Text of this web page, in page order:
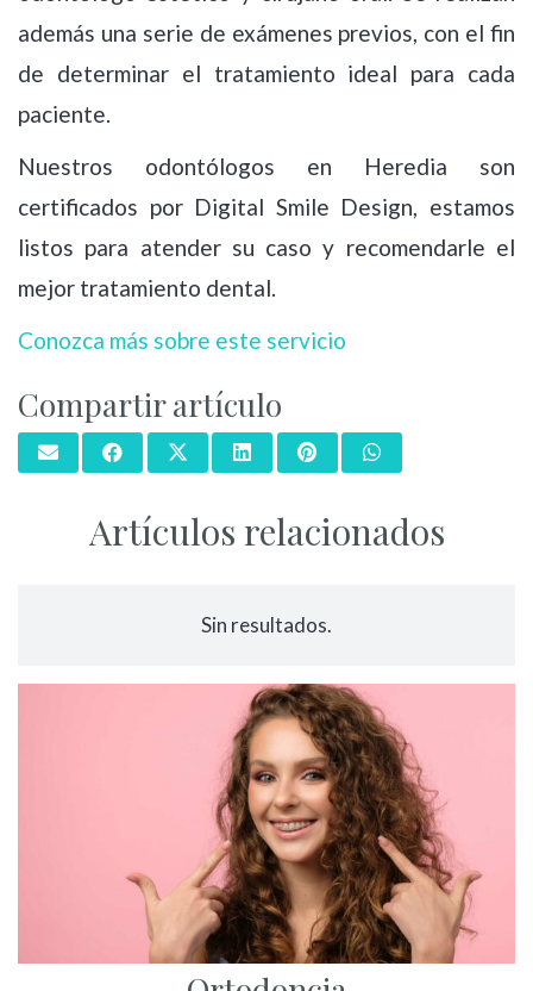
además una serie de exámenes previos, con el fin
de determinar el tratamiento ideal para cada
paciente.
Nuestros odontólogos en Heredia son
certificados por Digital Smile Design, estamos
listos para atender su caso y recomendarle el
mejor tratamiento dental.
Conozca más sobre este servicio
Compartir artículo
Artículos relacionados
Sin resultados.